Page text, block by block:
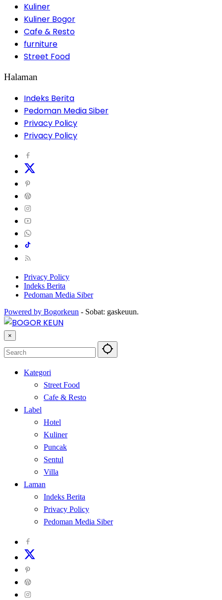
Kuliner
Kuliner Bogor
Cafe & Resto
furniture
Street Food
Halaman
Indeks Berita
Pedoman Media Siber
Privacy Policy
Privacy Policy
Privacy Policy
Indeks Berita
Pedoman Media Siber
Powered by Bogorkeun - Sobat: gaskeuun.
×
Kategori
Street Food
Cafe & Resto
Label
Hotel
Kuliner
Puncak
Sentul
Villa
Laman
Indeks Berita
Privacy Policy
Pedoman Media Siber